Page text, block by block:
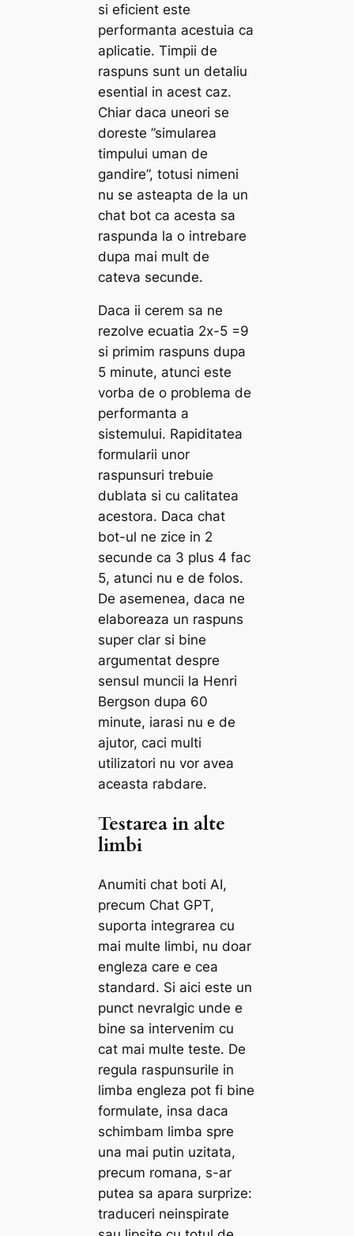
si eficient este
performanta acestuia ca
aplicatie. Timpii de
raspuns sunt un detaliu
esential in acest caz.
Chiar daca uneori se
doreste ”simularea
timpului uman de
gandire”, totusi nimeni
nu se asteapta de la un
chat bot ca acesta sa
raspunda la o intrebare
dupa mai mult de
cateva secunde.
Daca ii cerem sa ne
rezolve ecuatia 2x-5 =9
si primim raspuns dupa
5 minute, atunci este
vorba de o problema de
performanta a
sistemului. Rapiditatea
formularii unor
raspunsuri trebuie
dublata si cu calitatea
acestora. Daca chat
bot-ul ne zice in 2
secunde ca 3 plus 4 fac
5, atunci nu e de folos.
De asemenea, daca ne
elaboreaza un raspuns
super clar si bine
argumentat despre
sensul muncii la Henri
Bergson dupa 60
minute, iarasi nu e de
ajutor, caci multi
utilizatori nu vor avea
aceasta rabdare.
Testarea in alte
limbi
Anumiti chat boti AI,
precum Chat GPT,
suporta integrarea cu
mai multe limbi, nu doar
engleza care e cea
standard. Si aici este un
punct nevralgic unde e
bine sa intervenim cu
cat mai multe teste. De
regula raspunsurile in
limba engleza pot fi bine
formulate, insa daca
schimbam limba spre
una mai putin uzitata,
precum romana, s-ar
putea sa apara surprize:
traduceri neinspirate